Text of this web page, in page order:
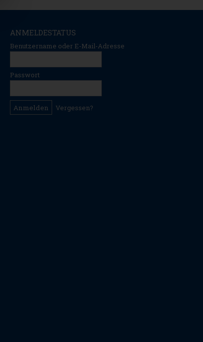
ANMELDESTATUS
Benutzername oder E-Mail-Adresse
Passwort
Vergessen?